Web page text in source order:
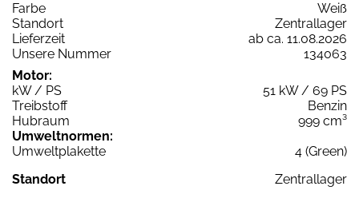
Farbe
Weiß
Standort
Zentrallager
Lieferzeit
ab ca. 11.08.2026
Unsere Nummer
134063
Motor:
kW / PS
51 kW / 69 PS
Treibstoff
Benzin
Hubraum
999 cm³
Umweltnormen:
Umweltplakette
4 (Green)
Standort
Zentrallager